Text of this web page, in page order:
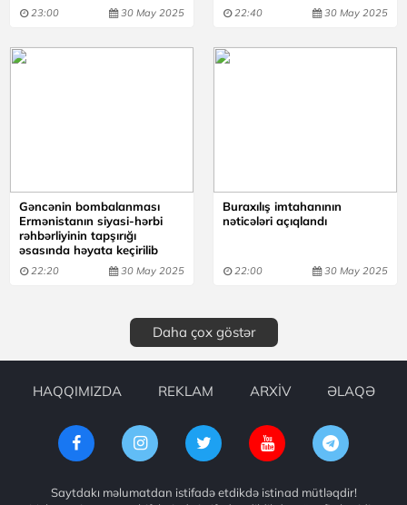
23:00 30 May 2025 22:40 30 May 2025
Gəncənin bombalanması
Ermənistanın siyasi-hərbi
rəhbərliyinin tapşırığı
əsasında həyata keçirilib
22:20 30 May 2025
Buraxılış imtahanının
nəticələri açıqlandı
22:00 30 May 2025
Daha çox göstər
HAQQIMIZDA REKLAM ARXİV ƏLAQƏ
Saytdakı məlumatdan istifadə etdikdə istinad mütləqdir!